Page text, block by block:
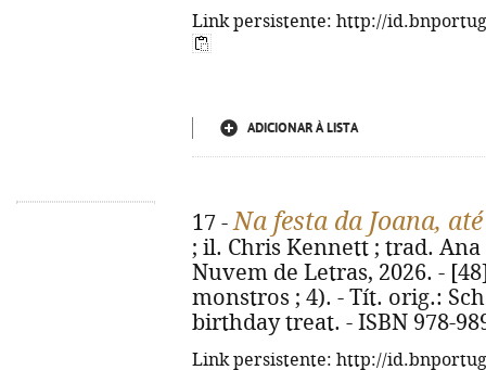
Link persistente: http://
ADICIONAR À LISTA
17 -Na festa da Joana,
; il. Chris Kennett ; trad. Ana
Nuvem de Letras, 2026. -
monstros ; 4). - Tít. orig.:
birthday treat. - ISBN 978-
Link persistente: http://